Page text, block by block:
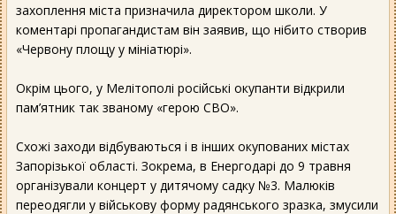
захоплення міста призначила директором школи. У
коментарі пропагандистам він заявив, що нібито створив
«Червону площу у мініатюрі».
Окрім цього, у Мелітополі російські окупанти відкрили
пам’ятник так званому «герою СВО».
Схожі заходи відбуваються і в інших окупованих містах
Запорізької області. Зокрема, в Енергодарі до 9 травня
організували концерт у дитячому садку №3. Малюків
переодягли у військову форму радянського зразка, змусили